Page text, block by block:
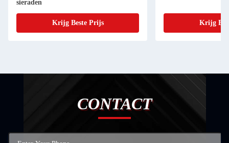
sieraden
Krijg Beste Prijs Krijg
CONTACT